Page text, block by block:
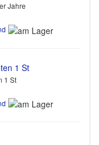
Jahre
1 St